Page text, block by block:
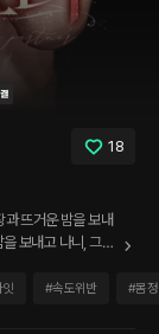
18
보내고 나니, 그의
일절 간섭하지 않
잇 #속도위반 #몸